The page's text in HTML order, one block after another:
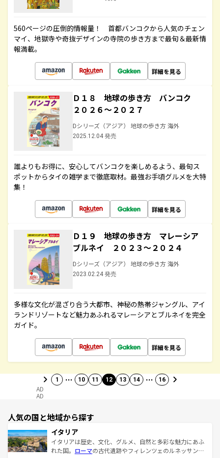
560ページの圧倒的情報量！ 首都バンコクから人気のチェン
マイ、地獄寺や奇抜デザインの寺院の歩き方まで最旬＆最新情
報満載。
詳細を見る
Ｄ１８ 地球の歩き方 バンコク
２０２６～２０２７
Dシリーズ（アジア） 地球の歩き方 海外
2025.12.04 発売
誰よりもお得に、安心してバンコクを楽しめるよう、最旬ス
ポットからタイの雑学まで徹底取材。最強お手頃グルメを大特
集！
詳細を見る
Ｄ１９ 地球の歩き方 マレーシア
ブルネイ ２０２３～２０２４
Dシリーズ（アジア） 地球の歩き方 海外
2023.02.24 発売
多様な文化が混ざり合う大都市、神秘の熱帯ジャングル、アイ
ランドリゾートなど魅力あふれるマレーシアとブルネイを完全
ガイド。
詳細を見る
1 … 10 11 12 13 14 … 16
AD
AD
人気の国と地域から探す
イタリア
イタリアは歴史、文化、グルメ、自然と多彩な魅力にあふ
れた国。 ローマの古代遺跡やフィレンツェのルネッサンス